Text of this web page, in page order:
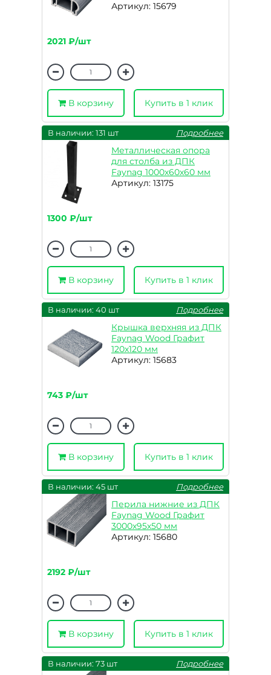
Артикул: 15679
2021 ₽/шт
В корзину Купить в 1 клик
В наличии: 131 шт Подробнее
Металлическая опора
для столба из ДПК
Faynag 1000х60х60 мм
Артикул: 13175
1300 ₽/шт
В корзину Купить в 1 клик
В наличии: 40 шт Подробнее
Крышка верхняя из ДПК
Faynag Wood Графит
120х120 мм
Артикул: 15683
743 ₽/шт
В корзину Купить в 1 клик
В наличии: 45 шт Подробнее
Перила нижние из ДПК
Faynag Wood Графит
3000х95х50 мм
Артикул: 15680
2192 ₽/шт
В корзину Купить в 1 клик
В наличии: 73 шт Подробнее